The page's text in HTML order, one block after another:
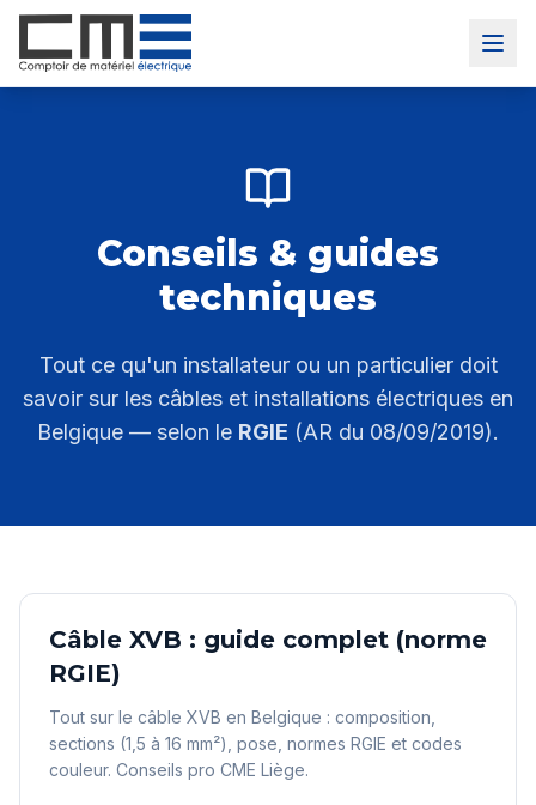
Conseils & guides
techniques
Tout ce qu'un installateur ou un particulier doit
savoir sur les câbles et installations électriques en
Belgique — selon le RGIE (AR du 08/09/2019).
Câble XVB : guide complet (norme
RGIE)
Tout sur le câble XVB en Belgique : composition,
sections (1,5 à 16 mm²), pose, normes RGIE et codes
couleur. Conseils pro CME Liège.